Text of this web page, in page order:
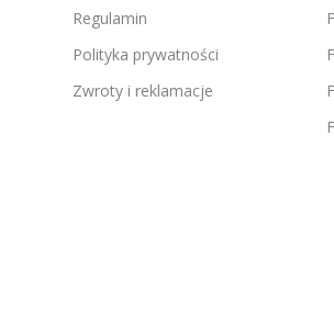
Regulamin
Polityka prywatności
Zwroty i reklamacje